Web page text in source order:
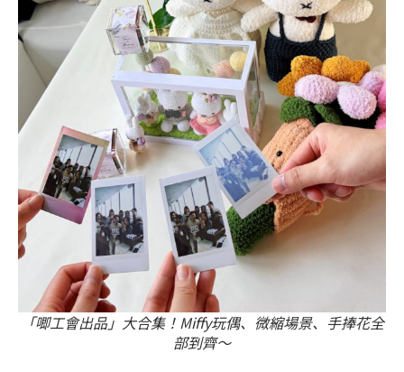
「唧工會出品」大合集！Miffy玩偶、微縮場景、手捧花全
部到齊～